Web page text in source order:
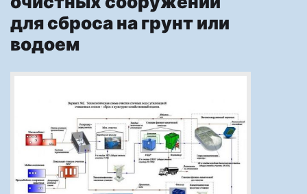
для сброса на грунт или
водоем